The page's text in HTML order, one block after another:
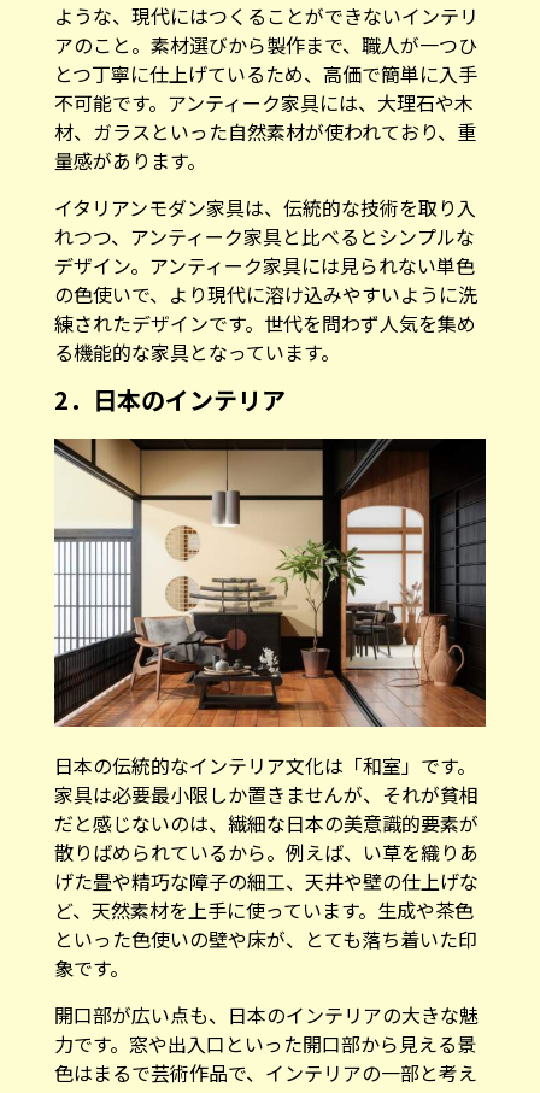
ような、現代にはつくることができないインテリ
アのこと。素材選びから製作まで、職人が一つひ
とつ丁寧に仕上げているため、高価で簡単に入手
不可能です。アンティーク家具には、大理石や木
材、ガラスといった自然素材が使われており、重
量感があります。
イタリアンモダン家具は、伝統的な技術を取り入
れつつ、アンティーク家具と比べるとシンプルな
デザイン。アンティーク家具には見られない単色
の色使いで、より現代に溶け込みやすいように洗
練されたデザインです。世代を問わず人気を集め
る機能的な家具となっています。
2．日本のインテリア
日本の伝統的なインテリア文化は「和室」です。
家具は必要最小限しか置きませんが、それが貧相
だと感じないのは、繊細な日本の美意識的要素が
散りばめられているから。例えば、い草を織りあ
げた畳や精巧な障子の細工、天井や壁の仕上げな
ど、天然素材を上手に使っています。生成や茶色
といった色使いの壁や床が、とても落ち着いた印
象です。
開口部が広い点も、日本のインテリアの大きな魅
力です。窓や出入口といった開口部から見える景
色はまるで芸術作品で、インテリアの一部と考え